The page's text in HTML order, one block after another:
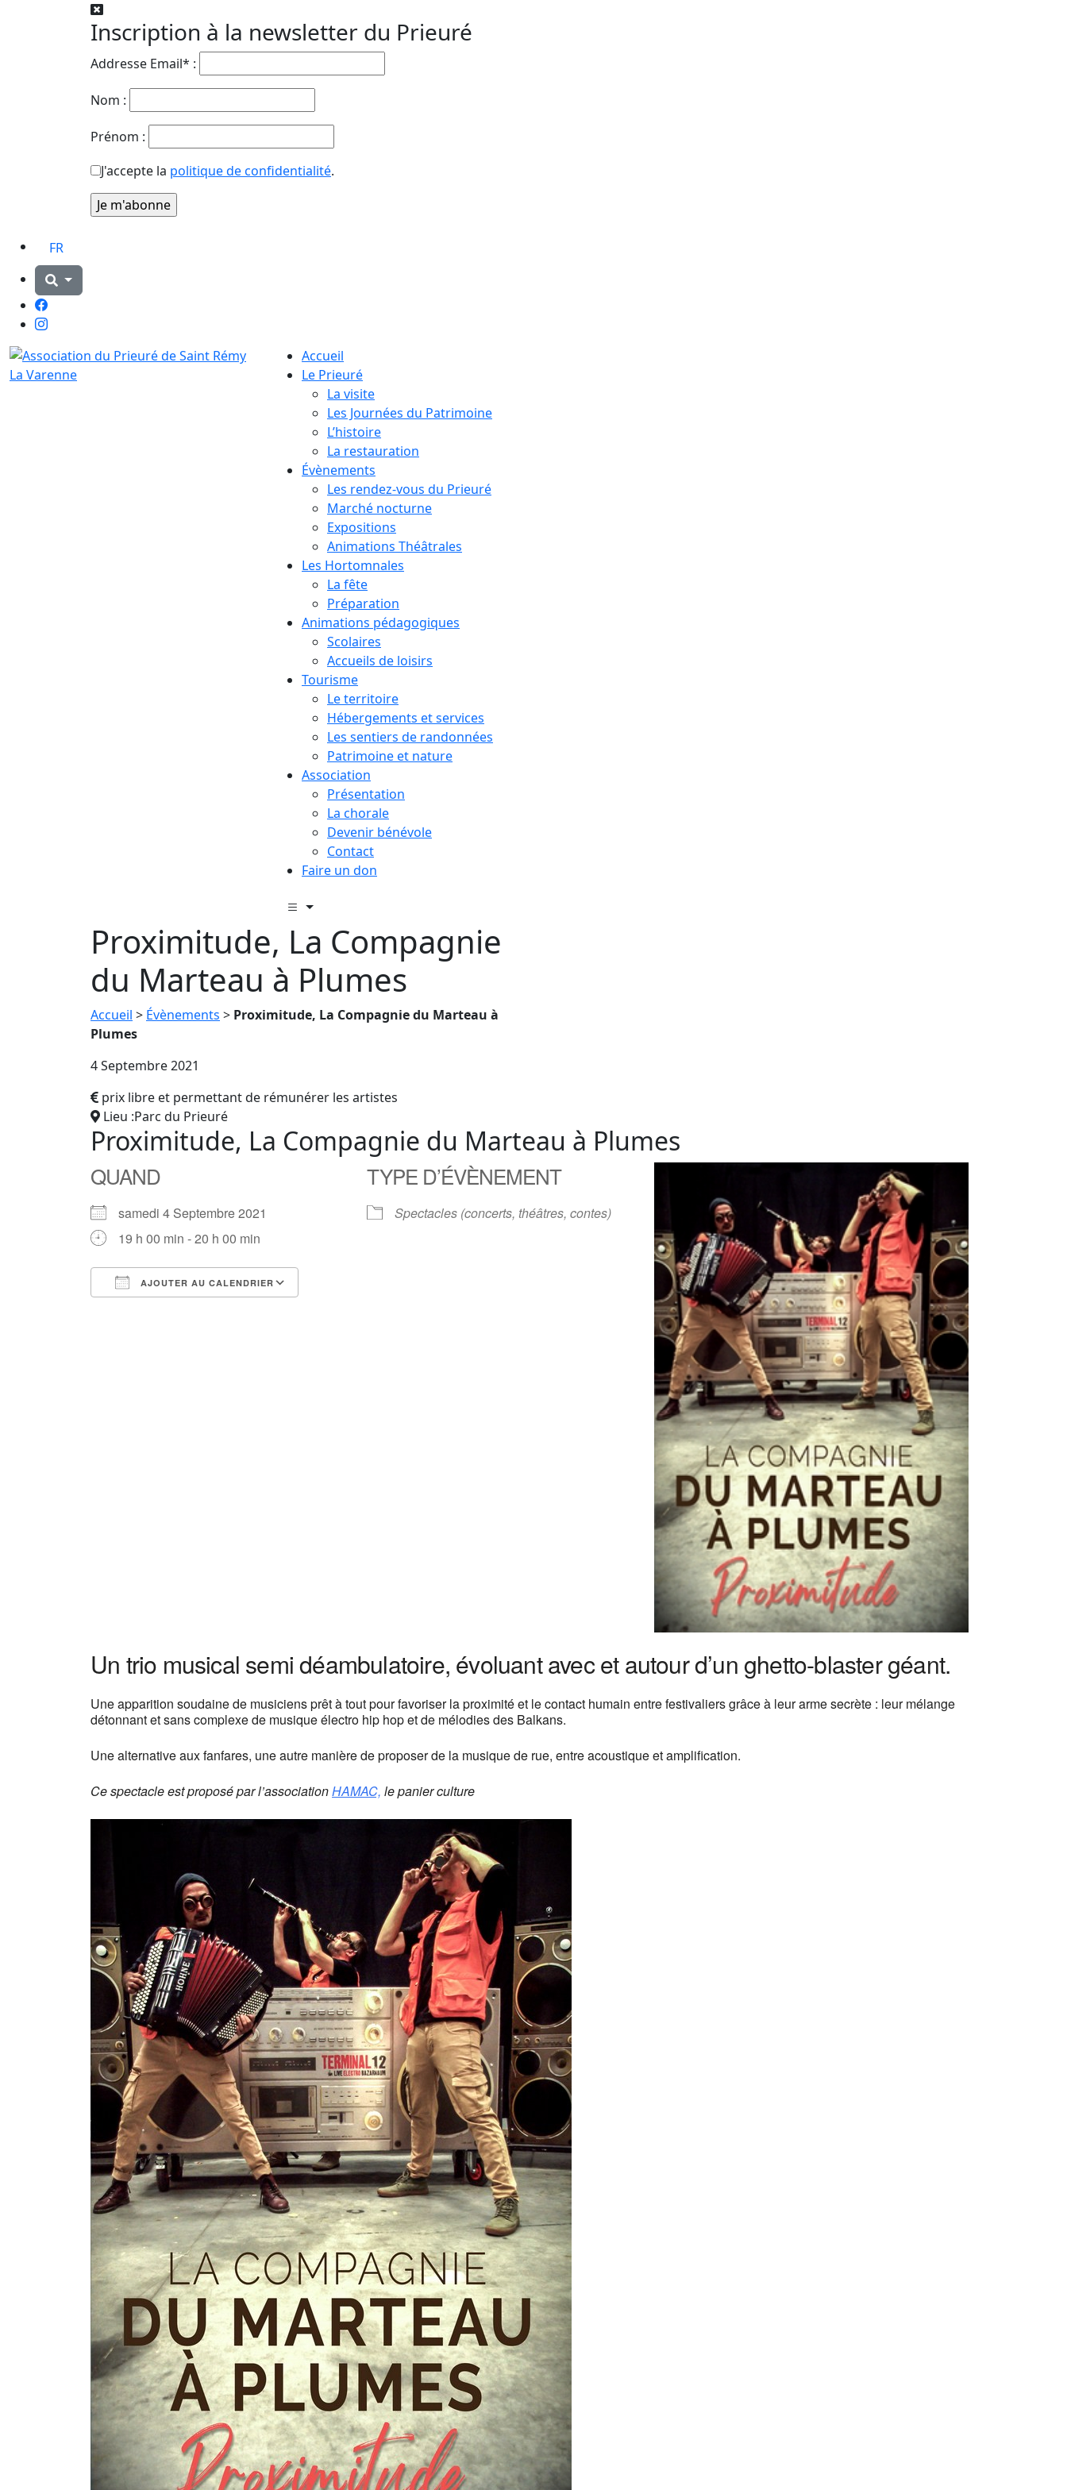
Inscription à la newsletter du Prieuré
Addresse Email* :
Nom :
Prénom :
J'accepte la politique de confidentialité.
FR
Facebook
Instagram
Accueil
Le Prieuré
La visite
Les Journées du Patrimoine
L’histoire
La restauration
Évènements
Les rendez-vous du Prieuré
Marché nocturne
Expositions
Animations Théâtrales
Les Hortomnales
La fête
Préparation
Animations pédagogiques
Scolaires
Accueils de loisirs
Tourisme
Le territoire
Hébergements et services
Les sentiers de randonnées
Patrimoine et nature
Association
Présentation
La chorale
Devenir bénévole
Contact
Faire un don
Proximitude, La Compagnie
du Marteau à Plumes
Accueil > Évènements > Proximitude, La Compagnie du Marteau à
Plumes
4 Septembre 2021
prix libre et permettant de rémunérer les artistes
Lieu :Parc du Prieuré
Proximitude, La Compagnie du Marteau à Plumes
QUAND
samedi 4 Septembre 2021
19 h 00 min - 20 h 00 min
AJOUTER AU CALENDRIER
TYPE D’ÉVÈNEMENT
Spectacles (concerts, théâtres, contes)
Un trio musical semi déambulatoire, évoluant avec et autour d’un ghetto-blaster géant.
Une apparition soudaine de musiciens prêt à tout pour favoriser la proximité et le contact humain entre festivaliers grâce à leur arme secrète : leur mélange
détonnant et sans complexe de musique électro hip hop et de mélodies des Balkans.
Une alternative aux fanfares, une autre manière de proposer de la musique de rue, entre acoustique et amplification.
Ce spectacle est proposé par l’associationHAMAC, le panier culture